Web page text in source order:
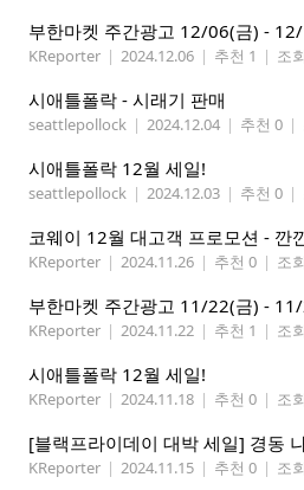
부한마켓 주간광고 12/06(금) -
KReporter | 2024.12.06 | 추천 1 | 조
시애틀폴락 - 시래기 판매
seattlepollock | 2024.12.04 | 추천 0 |
시애틀폴락 12월 세일!
seattlepollock | 2024.12.03 | 추천 0 |
코웨이 12월 대고객 프로모션 - 깐
KReporter | 2024.11.26 | 추천 0 | 조
부한마켓 주간광고 11/22(금) -
KReporter | 2024.11.22 | 추천 1 | 조
시애틀폴락 12월 세일!
KReporter | 2024.11.18 | 추천 0 | 조
[블랙프라이데이 대박 세일] 경동
KReporter | 2024.11.15 | 추천 0 | 조